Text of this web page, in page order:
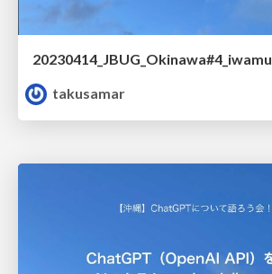
20230414_JBUG_Okinawa#4_iwamu
takusamar